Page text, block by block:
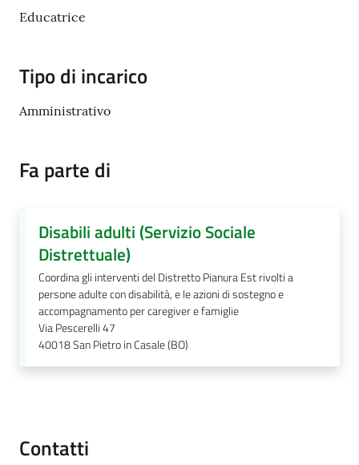
Amministrazione
trasparente
argomenti...
Seguici
Educatrice
Tipo di incarico
Amministrativo
Fa parte di
Disabili adulti (Servizio Sociale
Distrettuale)
Coordina gli interventi del Distretto Pianura Est rivolti a
persone adulte con disabilità, e le azioni di sostegno e
accompagnamento per caregiver e famiglie
Via Pescerelli 47
40018San Pietro in Casale (BO)
Contatti